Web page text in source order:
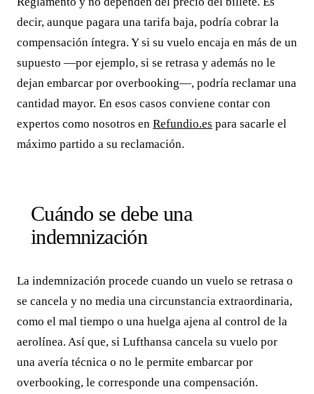
decir, aunque pagara una tarifa baja, podría cobrar la
compensación íntegra. Y si su vuelo encaja en más de un
supuesto —por ejemplo, si se retrasa y además no le
dejan embarcar por overbooking—, podría reclamar una
cantidad mayor. En esos casos conviene contar con
expertos como nosotros en Refundio.es para sacarle el
máximo partido a su reclamación.
Cuándo se debe una
indemnización
La indemnización procede cuando un vuelo se retrasa o
se cancela y no media una circunstancia extraordinaria,
como el mal tiempo o una huelga ajena al control de la
aerolínea. Así que, si Lufthansa cancela su vuelo por
una avería técnica o no le permite embarcar por
overbooking, le corresponde una compensación.